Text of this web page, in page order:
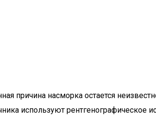
причина насморка остается
используют